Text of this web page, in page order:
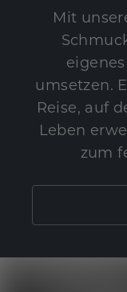
Mit
umsetzen.
Reise, auf
Leben
zum